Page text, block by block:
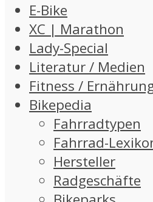
E-Bike
XC | Marathon
Lady-Special
Literatur / Medien
Fitness /
Bikepedia
Fahrradtypen
Fahrrad-
Hersteller
Radgeschäfte